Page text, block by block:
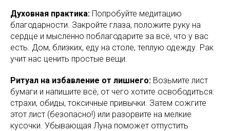
Духовная практика: Попробуйте медитацию
благодарности. Закройте глаза, положите руку на
сердце и мысленно поблагодарите за всё, что у вас
есть. Дом, близких, еду на столе, теплую одежду. Рак
учит нас ценить простые вещи.
Ритуал на избавление от лишнего: Возьмите лист
бумаги и напишите всё, от чего хотите освободиться:
страхи, обиды, токсичные привычки. Затем сожгите
этот лист (безопасно!) или разорвите на мелкие
кусочки. Убывающая Луна поможет отпустить